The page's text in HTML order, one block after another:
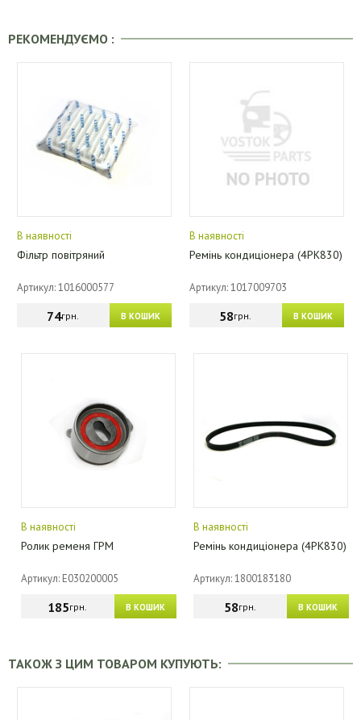
РЕКОМЕНДУЄМО :
В наявності
Фільтр повітряний
Артикул: 1016000577
В КОШИК
74грн.
В наявності
Ремінь кондиціонера (4PK830)
Артикул: 1017009703
В КОШИК
58грн.
В наявності
Ролик ременя ГРМ
Артикул: E030200005
В КОШИК
185грн.
В наявності
Ремінь кондиціонера (4PK830)
Артикул: 1800183180
В КОШИК
58грн.
ТАКОЖ З ЦИМ ТОВАРОМ КУПУЮТЬ: